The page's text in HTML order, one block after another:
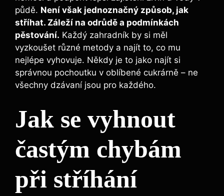
půdě. Není však jednoznačný ⁣způsob, ⁤jak
stříhat. Záleží ⁤na odrůdě a ‍podmínkách⁣
pěstování. Každý zahradník⁢ by si měl
vyzkoušet různé metody a najít to, co mu
nejlépe vyhovuje. Někdy je to ⁣jako najít ‍si
správnou pochoutku ​v​ oblíbené cukrárně – ne
všechny dzávaní jsou pro každého.
Jak ⁤se vyhnout⁤
častým chybám
při stříhání